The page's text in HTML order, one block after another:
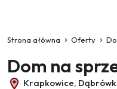
Strona główna Oferty
Dom na
Krapkowice,